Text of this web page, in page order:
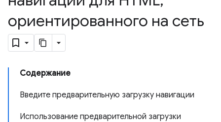
ориентированного на сеть
Содержание
Введите предварительную загрузку навигации
Использование предварительной загрузки